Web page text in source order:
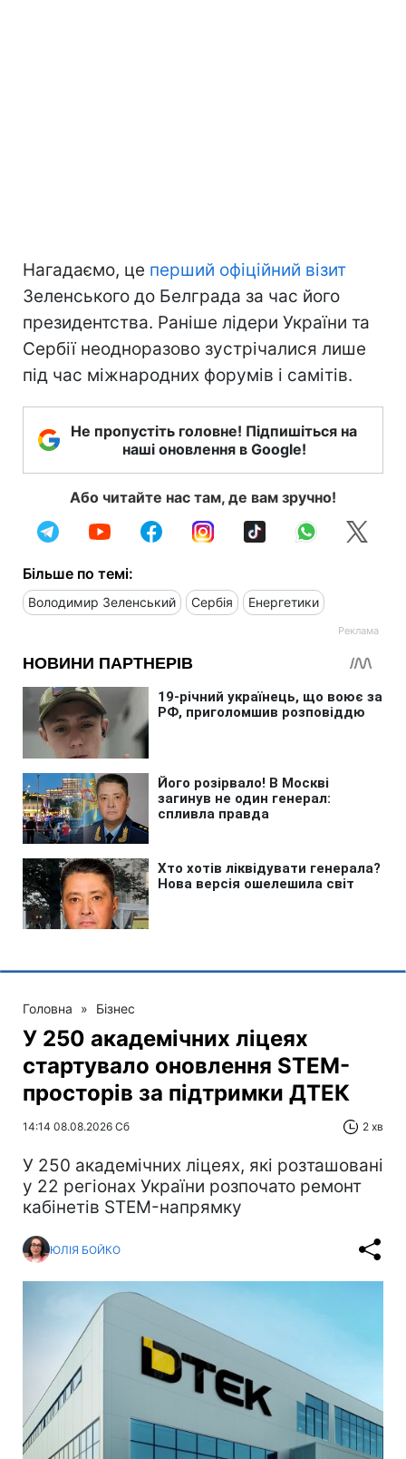
Нагадаємо, це перший офіційний візит
Зеленського до Белграда за час його
президентства. Раніше лідери України та
Сербії неодноразово зустрічалися лише
під час міжнародних форумів і самітів.
Не пропустіть головне! Підпишіться на
наші оновлення в Google!
Або читайте нас там, де вам зручно!
Більше по темі:
Володимир Зеленський Сербія Енергетики
Головна » Бізнес
У 250 академічних ліцеях
стартувало оновлення STEM-
просторів за підтримки ДТЕК​‌
14:14 08.08.2026 Сб 2 хв
У 250 академічних ліцеях, які розташовані
у 22 регіонах України розпочато ремонт
кабінетів STEM-напрямку
ЮЛІЯ БОЙКО